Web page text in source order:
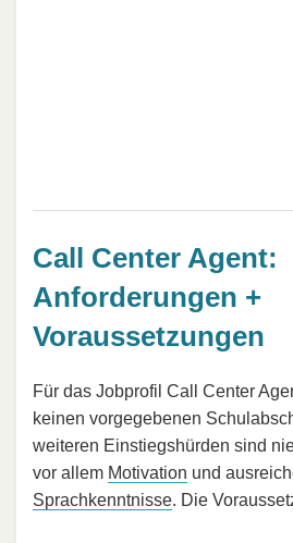
Call Center Agent:
Anforderungen +
Voraussetzungen
Für das Jobprofil Call Center
keinen vorgegebenen
weiteren Einstiegshürden sind
vor allem Motivation und
Sprachkenntnisse. Die